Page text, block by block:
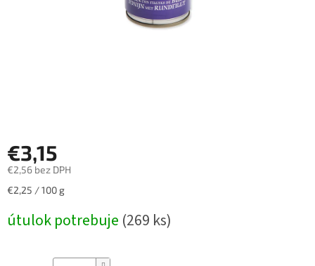
€3,15
€2,56 bez DPH
Jednotková
€2,25 / 100 g
útulok potrebuje (269 ks)